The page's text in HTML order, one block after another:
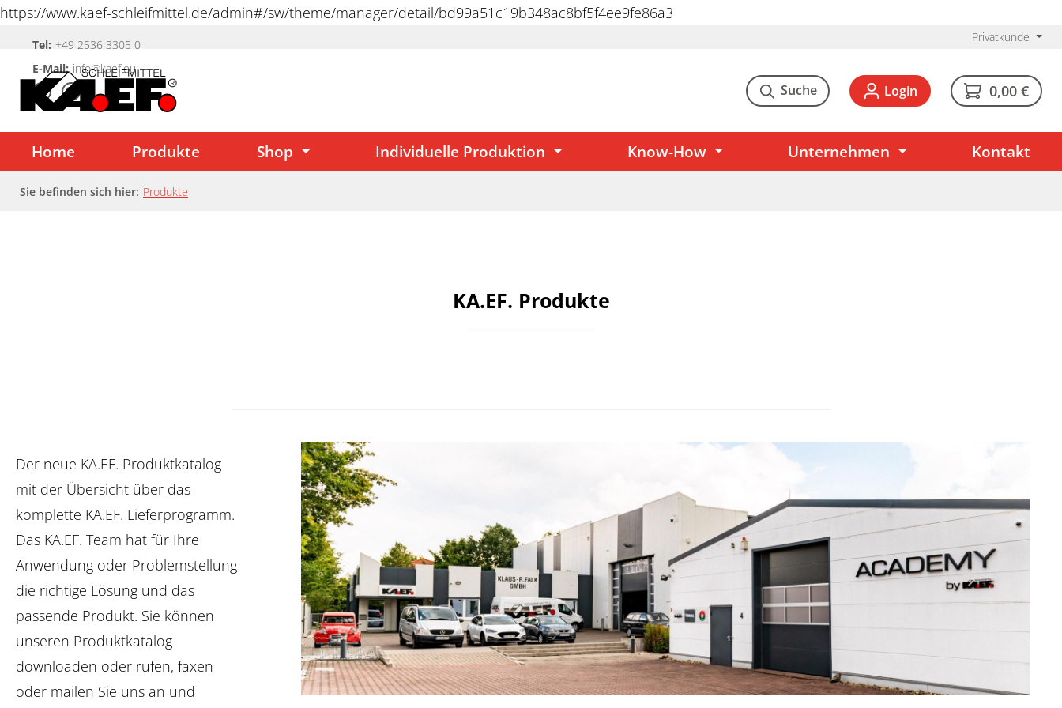
https://www.kaef-schleifmittel.de/admin#/sw/theme/manager/detail/bd99a51c19b348ac8bf5f4ee9fe86a3
Zur Hauptnavigation springen
Tel: +49 2536 3305 0
E-Mail: info@kaef.eu
Privatkunde
Suche Login 0,00 €
Home Produkte Shop Individuelle Produktion Know-How Unternehmen Kontakt
Sie befinden sich hier: Produkte
KA.EF. Produkte
Der neue KA.EF. Produktkatalog
mit der Übersicht über das
komplette KA.EF. Lieferprogramm.
Das KA.EF. Team hat für Ihre
Anwendung oder Problemstellung
die richtige Lösung und das
passende Produkt. Sie können
unseren Produktkatalog
downloaden oder rufen, faxen
oder mailen Sie uns an und